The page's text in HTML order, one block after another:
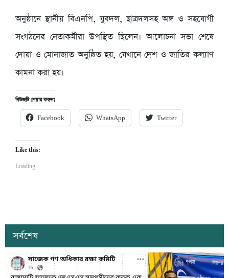
অনুষ্ঠানে স্থানীয় বিএনপি, যুবদল, ছাত্রদলসহ অঙ্গ ও সহযোগী
সংগঠনের নেতাকর্মীরা উপস্থিত ছিলেন। আলোচনা সভা শেষে
দোয়া ও মোনাজাত অনুষ্ঠিত হয়, যেখানে দেশ ও জাতির কল্যাণ
কামনা করা হয়।
নিউজটি শেয়ার করুনঃ
Facebook WhatsApp Twitter
Like this:
Loading...
সর্বশেষ